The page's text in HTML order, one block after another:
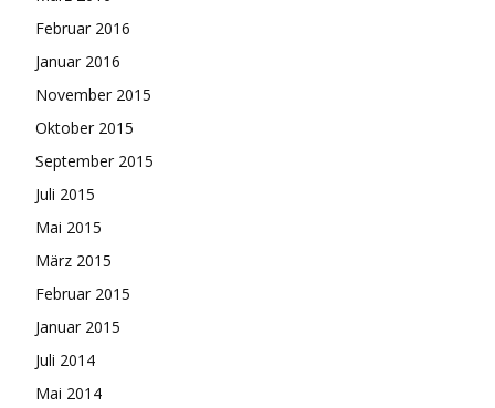
Februar 2016
Januar 2016
November 2015
Oktober 2015
September 2015
Juli 2015
Mai 2015
März 2015
Februar 2015
Januar 2015
Juli 2014
Mai 2014